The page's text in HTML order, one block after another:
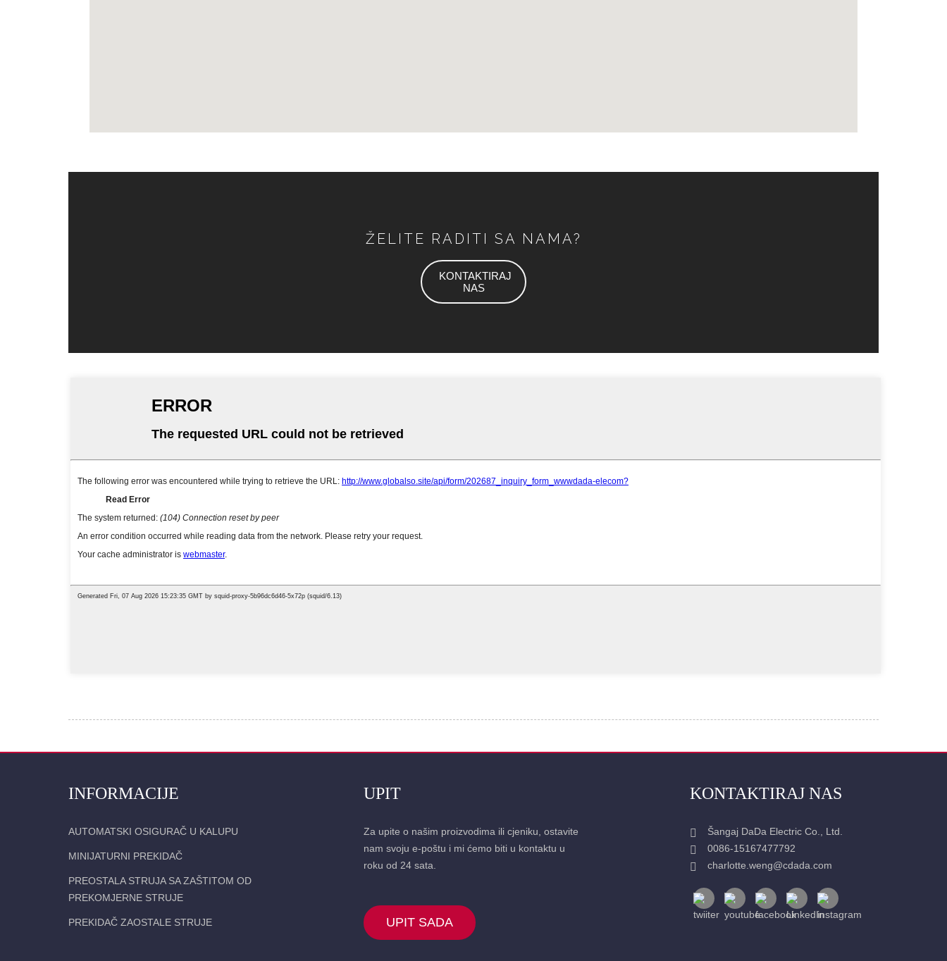
ŽELITE RADITI SA NAMA?
KONTAKTIRAJ
NAS
INFORMACIJE
AUTOMATSKI OSIGURAČ U KALUPU
MINIJATURNI PREKIDAČ
PREOSTALA STRUJA SA ZAŠTITOM OD
PREKOMJERNE STRUJE
PREKIDAČ ZAOSTALE STRUJE
UPIT
Za upite o našim proizvodima ili cjeniku, ostavite
nam svoju e-poštu i mi ćemo biti u kontaktu u
roku od 24 sata.
UPIT SADA
KONTAKTIRAJ NAS
Šangaj DaDa Electric Co., Ltd.
0086-15167477792
charlotte.weng@cdada.com